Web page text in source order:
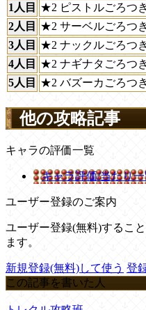
1人目
★2 ピストルごろつ
2人目
★2 サーベルごろつ
3人目
★2 ナックルごろつ
4人目
★2 ナギナタごろつ
5人目
★2 バズーカごろつ
他の攻略記事
キャラの評価一覧
キャラ評価/当たり
ユーザー登録のご案内
ユーザー登録(無料)するこ
ます。
新規登録(無料)して使う 登
この記事を書いた人